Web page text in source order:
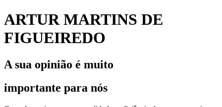
ARTUR MARTINS DE
FIGUEIREDO
A sua opinião é muito
importante para nós